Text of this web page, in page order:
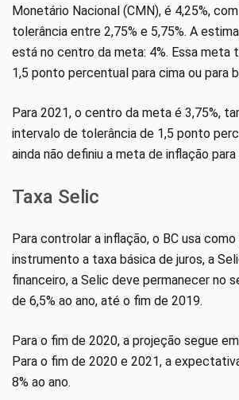
Monetário Nacional (CMN), é 4,25%,
tolerância entre 2,75% e 5,75%. A
está no centro da meta: 4%. Essa meta
1,5 ponto percentual para cima ou para
Para 2021, o centro da meta é 3,75%,
intervalo de tolerância de 1,5 ponto
ainda não definiu a meta de inflação para
Taxa Selic
Para controlar a inflação, o BC usa
instrumento a taxa básica de juros, a
financeiro, a Selic deve permanecer no
de 6,5% ao ano, até o fim de 2019.
Para o fim de 2020, a projeção segue
Para o fim de 2020 e 2021, a
8% ao ano.